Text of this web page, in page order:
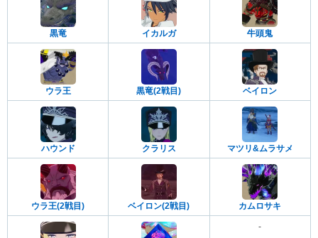
黒竜 イカルガ 牛頭鬼
ウラ王 黒竜(2戦目) ベイロン
ハウンド クラリス マツリ&ムラサメ
ウラ王(2戦目) ベイロン(2戦目) カムロサキ
-